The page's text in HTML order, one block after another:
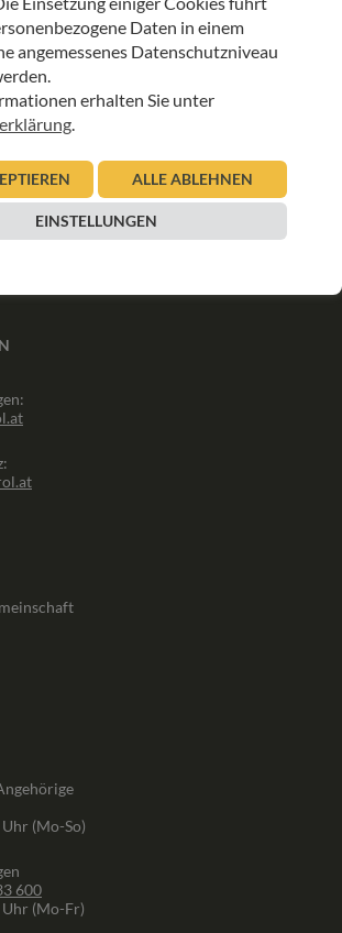
(Mo-So)
600
(Mo-Fr)
Daten in einem
angemessenes Datenschutzniveau
erhalten Sie unter
.
ALLE ABLEHNEN
EINSTELLUNGEN